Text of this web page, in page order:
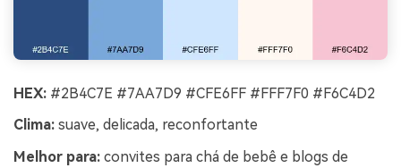
HEX: #2B4C7E #7AA7D9 #CFE6FF #FFF7F0 #F6C4D2
Clima: suave, delicada, reconfortante
Melhor para: convites para chá de bebê e blogs de